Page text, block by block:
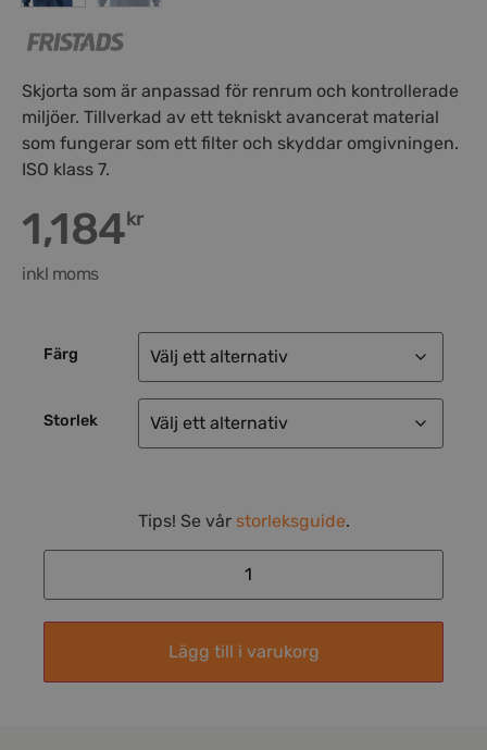
Skjorta som är anpassad för renrum och kontrollerade
miljöer. Tillverkad av ett tekniskt avancerat material
som fungerar som ett filter och skyddar omgivningen.
ISO klass 7.
1,184kr
inkl moms
Färg
Storlek
Tips! Se vår storleksguide.
Lägg till i varukorg